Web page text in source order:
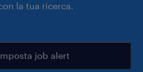
la tua ricerca.
job alert